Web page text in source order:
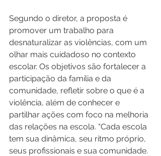
Segundo o diretor, a proposta é
promover um trabalho para
desnaturalizar as violências, com um
olhar mais cuidadoso no contexto
escolar. Os objetivos são fortalecer a
participação da família e da
comunidade, refletir sobre o que é a
violência, além de conhecer e
partilhar ações com foco na melhoria
das relações na escola. “Cada escola
tem sua dinâmica, seu ritmo próprio,
seus profissionais e sua comunidade.